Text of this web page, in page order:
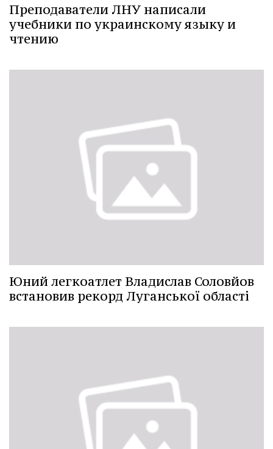
Преподаватели ЛНУ написали
учебники по украинскому языку и
чтению
Юний легкоатлет Владислав Соловйов
встановив рекорд Луганської області